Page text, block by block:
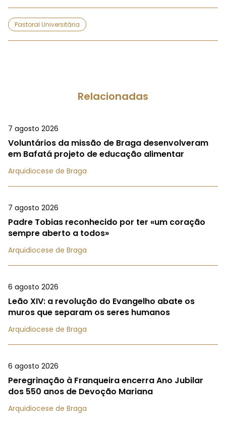
Pastoral Universitária
Relacionadas
7 agosto 2026
Voluntários da missão de Braga desenvolveram
em Bafatá projeto de educação alimentar
Arquidiocese de Braga
7 agosto 2026
Padre Tobias reconhecido por ter «um coração
sempre aberto a todos»
Arquidiocese de Braga
6 agosto 2026
Leão XIV: a revolução do Evangelho abate os
muros que separam os seres humanos
Arquidiocese de Braga
6 agosto 2026
Peregrinação à Franqueira encerra Ano Jubilar
dos 550 anos de Devoção Mariana
Arquidiocese de Braga